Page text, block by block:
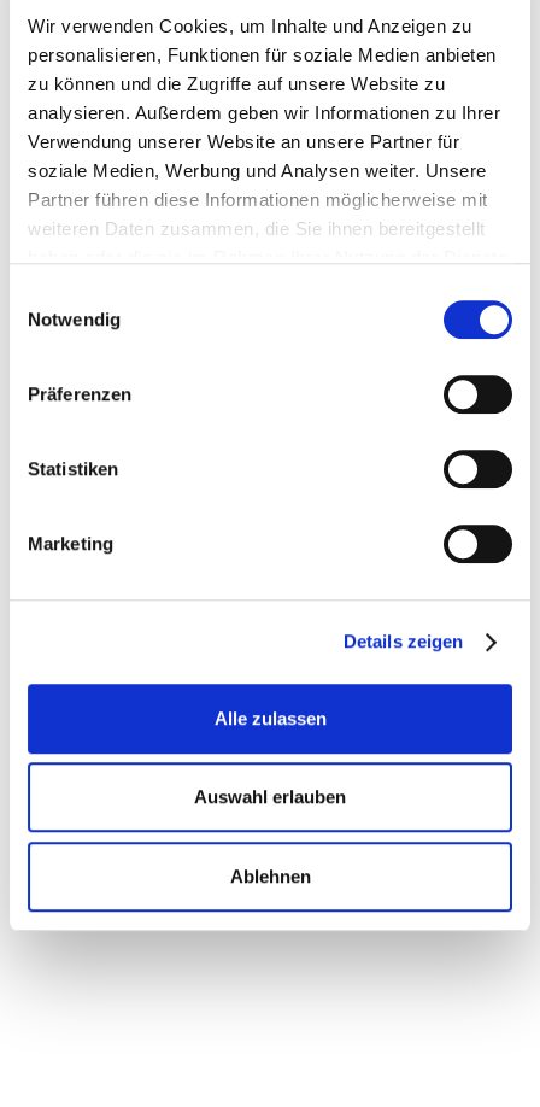
Wir verwenden Cookies, um Inhalte und Anzeigen zu
personalisieren, Funktionen für soziale Medien anbieten
zu können und die Zugriffe auf unsere Website zu
analysieren. Außerdem geben wir Informationen zu Ihrer
Verwendung unserer Website an unsere Partner für
soziale Medien, Werbung und Analysen weiter. Unsere
Partner führen diese Informationen möglicherweise mit
weiteren Daten zusammen, die Sie ihnen bereitgestellt
Notwendig
Präferenzen
Statistiken
Marketing
Details zeigen
Alle zulassen
Auswahl erlauben
Ablehnen